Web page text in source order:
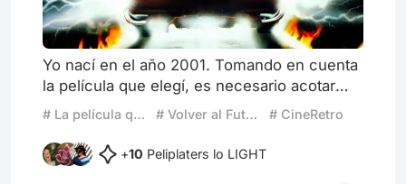
Yo nací en el año 2001. Tomando en cuenta
la película que elegí, es necesario acotar
este dato ya que será importante más
adelante. Uno podría pensar que crecí
influenciado por el cine y la televisión de
esos años y tendrían razón, al menos en
# La película que me lleva a la infancia # Volver al Futuro # CineRetro
+10 Peliplaters lo LIGHT